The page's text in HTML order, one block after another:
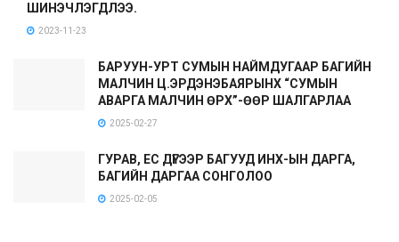
ШИНЭЧЛЭГДЛЭЭ.
2023-11-23
БАРУУН-УРТ СУМЫН НАЙМДУГААР БАГИЙН
МАЛЧИН Ц.ЭРДЭНЭБАЯРЫНХ “СУМЫН
АВАРГА МАЛЧИН ӨРХ”-ӨӨР ШАЛГАРЛАА
2025-02-27
ГУРАВ, ЕС ДҮГЭЭР БАГУУД ИНХ-ЫН ДАРГА,
БАГИЙН ДАРГАА СОНГОЛОО
2025-02-05